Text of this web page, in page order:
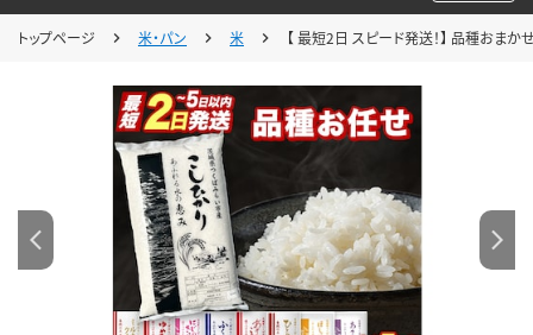
トップページ 米・パン 米 【 最短2日 スピード発送！】 品種おま